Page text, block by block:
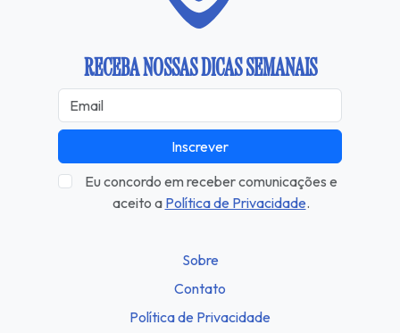
RECEBA NOSSAS DICAS SEMANAIS
Inscrever
Eu concordo em receber comunicações e
aceito a Política de Privacidade.
Sobre
Contato
Política de Privacidade